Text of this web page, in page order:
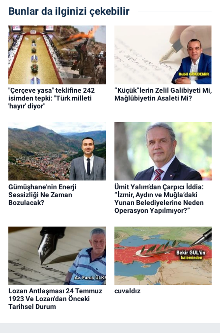
Bunlar da ilginizi çekebilir
"Çerçeve yasa" teklifine 242
isimden tepki: "Türk milleti
'hayır' diyor"
“Küçük”lerin Zelil Galibiyeti Mi,
Mağlûbiyetin Asaleti Mi?
Gümüşhane'nin Enerji
Sessizliği Ne Zaman
Bozulacak?
Ümit Yalım’dan Çarpıcı İddia:
“İzmir, Aydın ve Muğla’daki
Yunan Belediyelerine Neden
Operasyon Yapılmıyor?”
Lozan Antlaşması 24 Temmuz
1923 Ve Lozan'dan Önceki
Tarihsel Durum
cuvaldız